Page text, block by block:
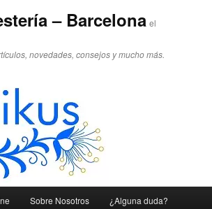
– Barcelona el
novedades, consejos y mucho más.
Sobre Nosotros ¿Alguna duda?